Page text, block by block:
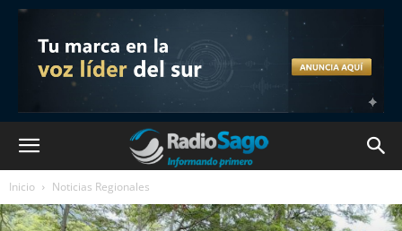
Inicio Noticias Regionales